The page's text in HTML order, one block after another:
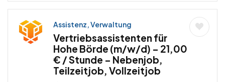
Assistenz, Verwaltung
Vertriebsassistenten für
Hohe Börde (m/w/d) – 21,00
€ / Stunde – Nebenjob,
Teilzeitjob, Vollzeitjob